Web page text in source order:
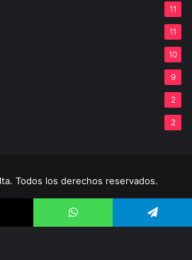
11
11
10
9
2
2
Todos los derechos reservados.
infosaltaredaccion@gmail.com
WhatsApp Telegram